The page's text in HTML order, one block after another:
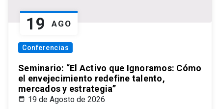
19 AGO
Conferencias
Seminario: “El Activo que Ignoramos: Cómo
el envejecimiento redefine talento,
mercados y estrategia”
19 de Agosto de 2026